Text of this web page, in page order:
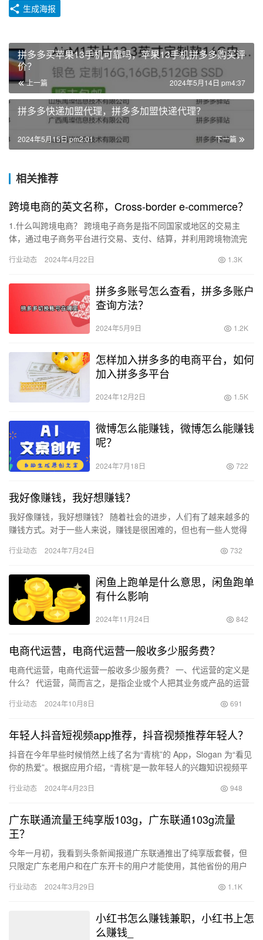
生成海报
拼多多买苹果13手机可靠吗，苹果13手机拼多多购买评
价？
上一篇 2024年5月14日 pm4:37
拼多多快递加盟代理，拼多多加盟快递代理？
下一篇
2024年5月15日 pm2:01
相关推荐
跨境电商的英文名称，Cross-border e-commerce？
1.什么叫跨境电商？ 跨境电子商务是指不同国家或地区的交易主
体，通过电子商务平台进行交易、支付、结算，并利用跨境物流完
逊、…
行业动态 2024年4月22日 1.3K
拼多多账号怎么查看，拼多多账户
查询方法？
2024年5月9日 1.2K
怎样加入拼多多的电商平台，如何
加入拼多多平台
2024年12月2日 1.5K
微博怎么能赚钱，微博怎么能赚钱
呢？
2024年7月18日 722
我好像赚钱，我好想赚钱？
我好像赚钱，我好想赚钱？ 随着社会的进步，人们有了越来越多的
赚钱方式。对于一些人来说，赚钱是很困难的，但也有一些人觉得
行业动态 2024年7月24日 732
闲鱼上跑单是什么意思，闲鱼跑单
有什么影响
2024年11月24日 842
电商代运营，电商代运营一般收多少服务费？
电商代运营，电商代运营一般收多少服务费？ 一、代运营的定义是
什么？ 代运营，简而言之，是指企业或个人把其业务或产品的运营
涉…
行业动态 2024年10月8日 691
年轻人抖音短视频app推荐，抖音视频推荐年轻人？
抖音在今年早些时候悄然上线了名为“青桃”的 App，Slogan 为“看见
你的热爱”。根据应用介绍，“青桃”是一款年轻人的兴趣知识视频平
行业动态 2024年4月23日 948
广东联通流量王纯享版103g，广东联通103g流量
王？
今年一月初，我看到头条新闻报道广东联通推出了纯享版套餐，但
只限定广东老用户和在广东开卡的用户才能使用，其他省份的用户
资费…
行业动态 2024年3月29日 1.1K
小红书怎么赚钱兼职，小红书上怎
么赚钱_